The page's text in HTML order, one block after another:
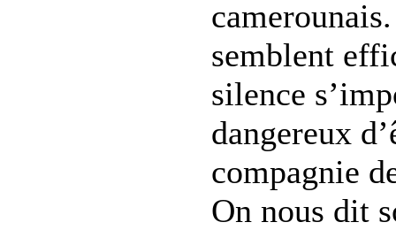
semblent
silence
dangereux
compagnie
On nous dit